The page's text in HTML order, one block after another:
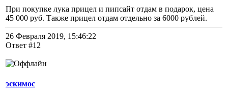
При покупке лука прицел и пипсайт отдам в подарок, цена
45 000 руб. Также прицел отдам отдельно за 6000 рублей.
26 Февраля 2019, 15:46:22
Ответ #12
эскимос